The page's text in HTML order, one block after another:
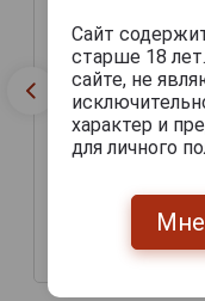
Denninghoffs
пиво
Пилснер
108 руб.
Сайт
старше 18
сайте, не
характер и
для личного